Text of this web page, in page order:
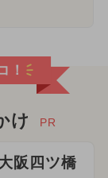
！
け PR
阪四ツ橋